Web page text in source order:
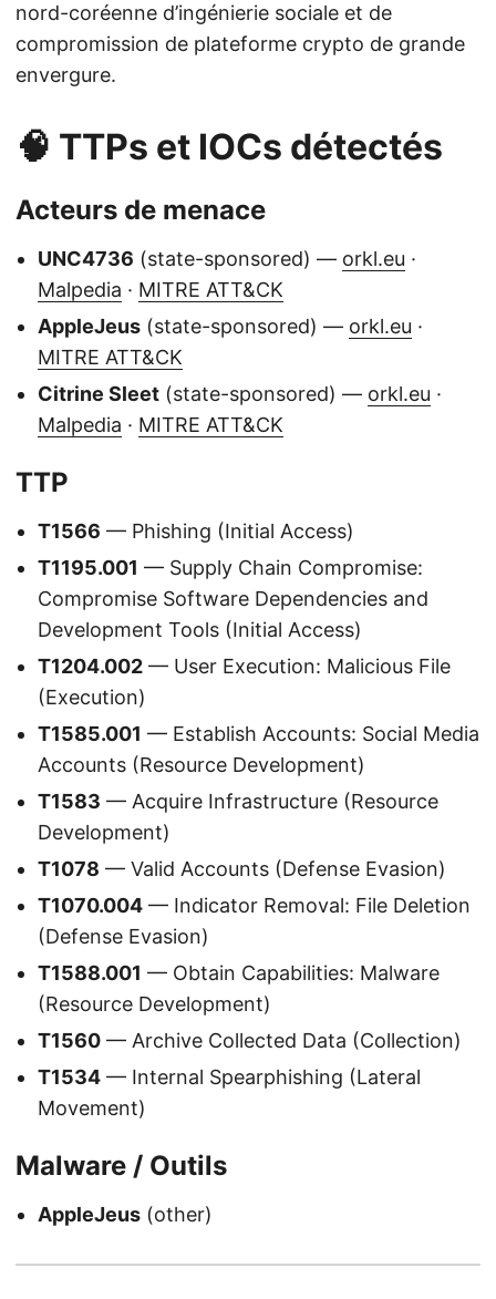
nord-coréenne d’ingénierie sociale et de
compromission de plateforme crypto de grande
envergure.
🧠 TTPs et IOCs détectés
Acteurs de menace
UNC4736 (state-sponsored) — orkl.eu ·
Malpedia · MITRE ATT&CK
AppleJeus (state-sponsored) — orkl.eu ·
MITRE ATT&CK
Citrine Sleet (state-sponsored) — orkl.eu ·
Malpedia · MITRE ATT&CK
TTP
T1566 — Phishing (Initial Access)
T1195.001 — Supply Chain Compromise:
Compromise Software Dependencies and
Development Tools (Initial Access)
T1204.002 — User Execution: Malicious File
(Execution)
T1585.001 — Establish Accounts: Social Media
Accounts (Resource Development)
T1583 — Acquire Infrastructure (Resource
Development)
T1078 — Valid Accounts (Defense Evasion)
T1070.004 — Indicator Removal: File Deletion
(Defense Evasion)
T1588.001 — Obtain Capabilities: Malware
(Resource Development)
T1560 — Archive Collected Data (Collection)
T1534 — Internal Spearphishing (Lateral
Movement)
Malware / Outils
AppleJeus (other)